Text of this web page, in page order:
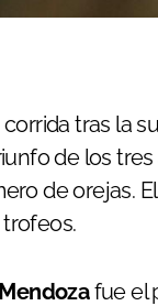
tras la
de los
de orejas.
fue el